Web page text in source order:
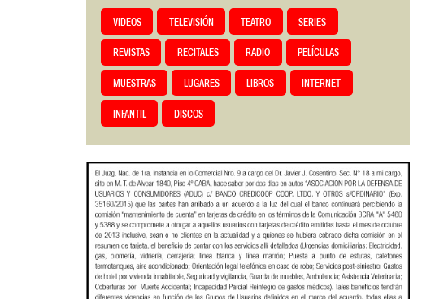
VIDEOS TELEVISIÓN TEATRO SERIES
REVISTAS RECITALES RADIO PELÍCULAS
MUESTRAS LUGARES LIBROS INTERNET
INFANTIL DISCOS